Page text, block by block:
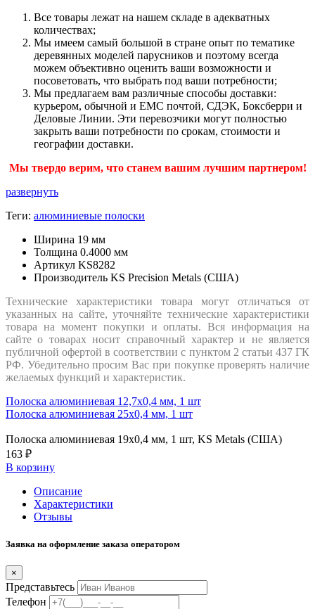
Все товары лежат на нашем складе в адекватных
количествах;
Мы имеем самый большой в стране опыт по тематике
деревянных моделей парусников и поэтому всегда
можем объективно оценить ваши возможности и
посоветовать, что выбрать под ваши потребности;
Мы предлагаем вам различные способы доставки:
курьером, обычной и ЕМС почтой, СДЭК, Боксберри и
Деловые Линии. Эти перевозчики могут полностью
закрыть ваши потребности по срокам, стоимости и
географии доставки.
Мы твердо верим, что станем вашим лучшим партнером!
развернуть
Теги: алюминиевые полоски
Ширина 19 мм
Толщина 0.4000 мм
Артикул KS8282
Производитель KS Precision Metals (США)
Технические характеристики товара могут отличаться от
указанных на сайте, уточняйте технические характеристики
товара на момент покупки и оплаты. Вся информация на
сайте о товарах носит справочный характер и не является
публичной офертой в соответствии с пунктом 2 статьи 437 ГК
РФ. Убедительно просим Вас при покупке проверять наличие
желаемых функций и характеристик.
Полоска алюминиевая 12,7х0,4 мм, 1 шт
Полоска алюминиевая 25х0,4 мм, 1 шт
Полоска алюминиевая 19х0,4 мм, 1 шт, KS Metals (США)
163 ₽
В корзину
Описание
Характеристики
Отзывы
Заявка на оформление заказа оператором
×
Представьтесь
Телефон